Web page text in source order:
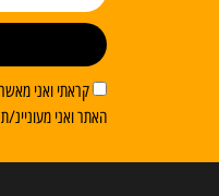
קראתי ואני
האתר ואני